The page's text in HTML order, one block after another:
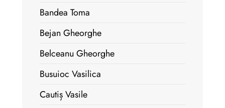
Bandea Toma
Bejan Gheorghe
Belceanu Gheorghe
Busuioc Vasilica
Cautiș Vasile